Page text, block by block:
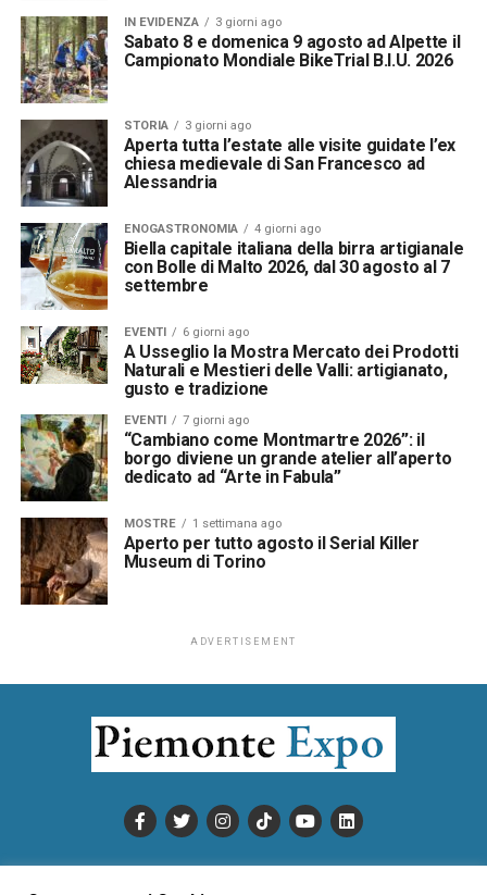
IN EVIDENZA 3 giorni ago
Sabato 8 e domenica 9 agosto ad Alpette il
Campionato Mondiale BikeTrial B.I.U. 2026
STORIA 3 giorni ago
Aperta tutta l’estate alle visite guidate l’ex
chiesa medievale di San Francesco ad
Alessandria
ENOGASTRONOMIA 4 giorni ago
Biella capitale italiana della birra artigianale
con Bolle di Malto 2026, dal 30 agosto al 7
settembre
EVENTI 6 giorni ago
A Usseglio la Mostra Mercato dei Prodotti
Naturali e Mestieri delle Valli: artigianato,
gusto e tradizione
EVENTI 7 giorni ago
“Cambiano come Montmartre 2026”: il
borgo diviene un grande atelier all’aperto
dedicato ad “Arte in Fabula”
MOSTRE 1 settimana ago
Aperto per tutto agosto il Serial Killer
Museum di Torino
ADVERTISEMENT